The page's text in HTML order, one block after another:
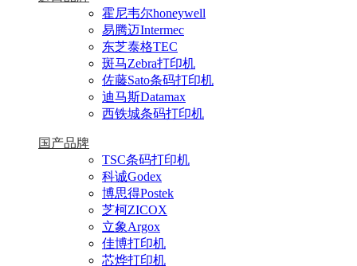
霍尼韦尔honeywell
易腾迈Intermec
东芝泰格TEC
斑马Zebra打印机
佐藤Sato条码打印机
迪马斯Datamax
西铁城条码打印机
国产品牌
TSC条码打印机
科诚Godex
博思得Postek
芝柯ZICOX
立象Argox
佳博打印机
芯烨打印机